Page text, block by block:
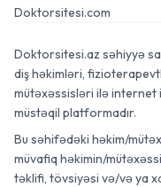
Doktorsitesi.com
Doktorsitesi.az səhiyyə
diş həkimləri,
mütəxəssisləri ilə
müstəqil platformadır.
Bu səhifədəki həkim/
müvafiq həkimin/
təklifi, tövsiyəsi və/və ya